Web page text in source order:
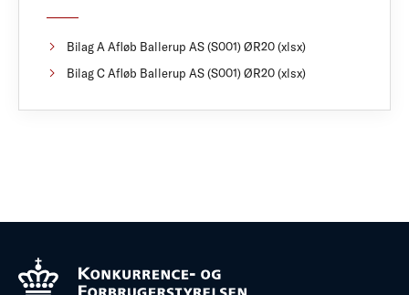
Bilag A Afløb Ballerup AS (S001) ØR20 (xlsx)
Bilag C Afløb Ballerup AS (S001) ØR20 (xlsx)